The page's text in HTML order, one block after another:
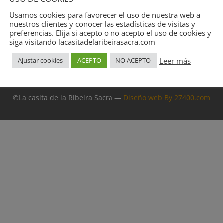
LA CASITA DE LA RIBEIRA SACRA
Monforte de Lemos (Lugo) • +34 620 64 52 09•
©La casita de la Ribeira Sacra — Diseño web By 27400.com
Usamos cookies para favorecer el uso de nuestra web a
nuestros clientes y conocer las estadísticas de visitas y
preferencias. Elija si acepto o no acepto el uso de cookies y
siga visitando lacasitadelaribeirasacra.com
Ajustar cookies ACEPTO NO ACEPTO Leer más